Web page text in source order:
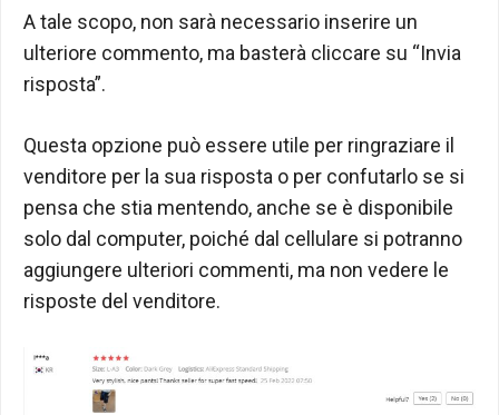
A tale scopo, non sarà necessario inserire un
ulteriore commento, ma basterà cliccare su “Invia
risposta”.
Questa opzione può essere utile per ringraziare il
venditore per la sua risposta o per confutarlo se si
pensa che stia mentendo, anche se è disponibile
solo dal computer, poiché dal cellulare si potranno
aggiungere ulteriori commenti, ma non vedere le
risposte del venditore.